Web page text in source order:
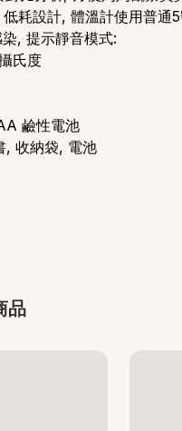
耗設計, 體溫計使用普通
, 提示靜音模式:
氏度
鹼性電池
, 收納袋, 電池
品